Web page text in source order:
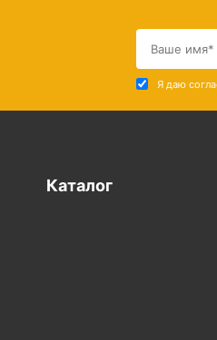
Я даю
Каталог